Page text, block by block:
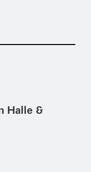
Halle &